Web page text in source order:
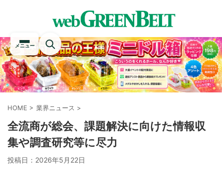
メニュー
HOME > 業界ニュース >
全流商が総会、課題解決に向けた情報収
集や調査研究等に尽力
投稿日： 2026年5月22日